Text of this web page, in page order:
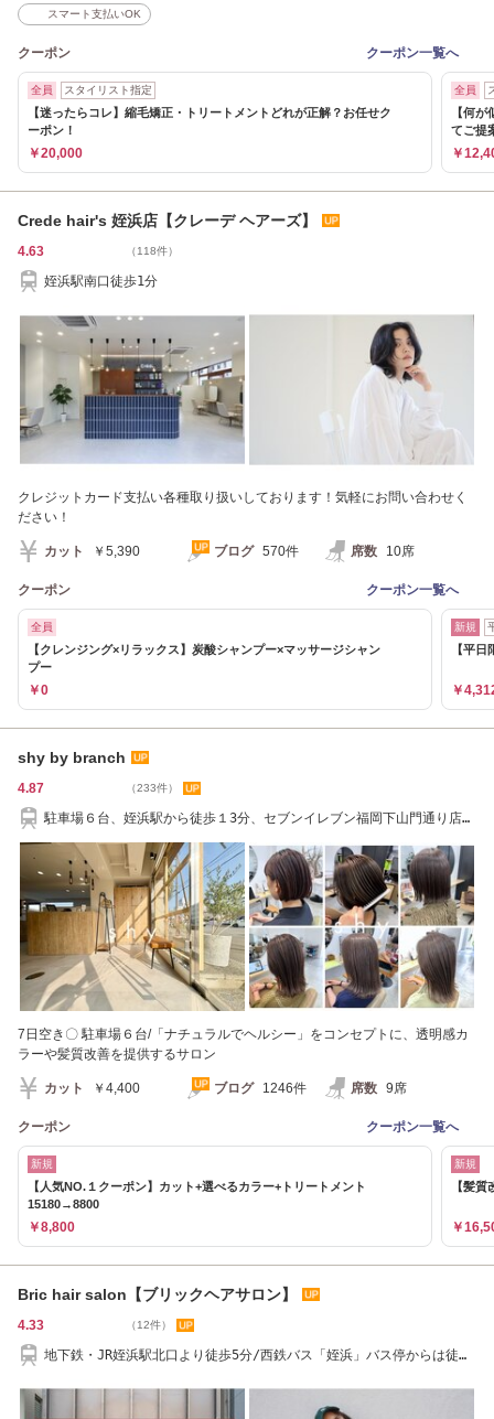
スマート支払いOK
クーポン クーポン一覧へ
全員 スタイリスト指定
【迷ったらコレ】縮毛矯正・トリートメントどれが正解？お任せク
ーポン！
￥20,000
全員
【何
てご提
￥
Crede hair's 姪浜店【クレーデ ヘアーズ】
4.63 （118件）
姪浜駅南口徒歩1分
クレジットカード支払い各種取り扱いしております！気軽にお問い合わせく
ださい！
カット ￥5,390 ブログ 570件 席数 10席
クーポン クーポン一覧へ
全員
【クレンジング×リラックス】炭酸シャンプー×マッサージシャン
プー
￥0
新規
【平
￥
shy by branch
4.87 （233件）
駐車場６台、姪浜駅から徒歩１3分、セブンイレブン福岡下山門通り店そ
7日空き〇 駐車場６台/「ナチュラルでヘルシー」をコンセプトに、透明感カ
ラーや髪質改善を提供するサロン
カット ￥4,400 ブログ 1246件 席数 9席
クーポン クーポン一覧へ
新規
【人気NO.１クーポン】カット+選べるカラー+トリートメント
15180→8800
￥8,800
新規
【髪
￥
Bric hair salon【ブリックヘアサロン】
4.33 （12件）
地下鉄・JR姪浜駅北口より徒歩5分/西鉄バス「姪浜」バス停からは徒歩